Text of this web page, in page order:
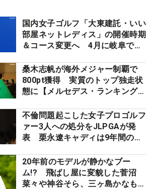
国内女子ゴルフ「大東建託・いい
部屋ネットレディス」の開催時期
＆コース変更へ 4月に岐阜で開
桑木志帆が海外メジャー制覇で
800pt獲得 実質のトップ独走状
態に【メルセデス・ランキング番
不倫問題起こした女子プロゴルフ
ァー3人への処分をJLPGAが発
表 栗永遼キャディは9年間の立
20年前のモデルが静かなブー
ム!? 飛ばし屋に変貌した菅沼
菜々や神谷そら、三ヶ島かなも使